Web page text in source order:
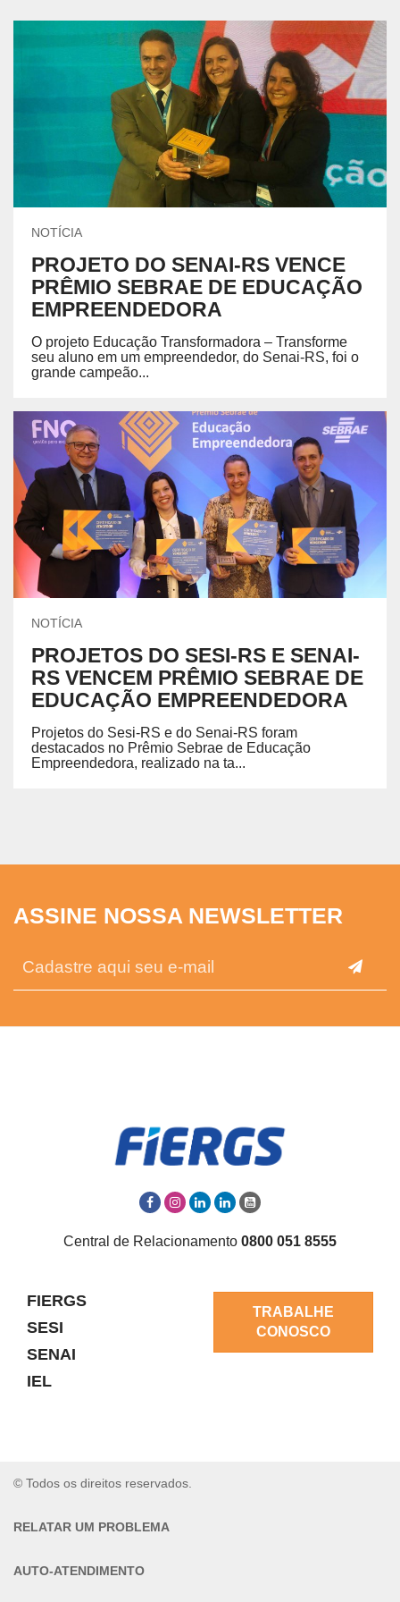
NOTÍCIA
PROJETO DO SENAI-RS VENCE
PRÊMIO SEBRAE DE EDUCAÇÃO
EMPREENDEDORA
O projeto Educação Transformadora – Transforme
seu aluno em um empreendedor, do Senai-RS, foi o
grande campeão...
NOTÍCIA
PROJETOS DO SESI-RS E SENAI-
RS VENCEM PRÊMIO SEBRAE DE
EDUCAÇÃO EMPREENDEDORA
Projetos do Sesi-RS e do Senai-RS foram
destacados no Prêmio Sebrae de Educação
Empreendedora, realizado na ta...
ASSINE NOSSA NEWSLETTER
Central de Relacionamento 0800 051 8555
FIERGS
SESI
SENAI
IEL
TRABALHE
CONOSCO
© Todos os direitos reservados.
RELATAR UM PROBLEMA
AUTO-ATENDIMENTO